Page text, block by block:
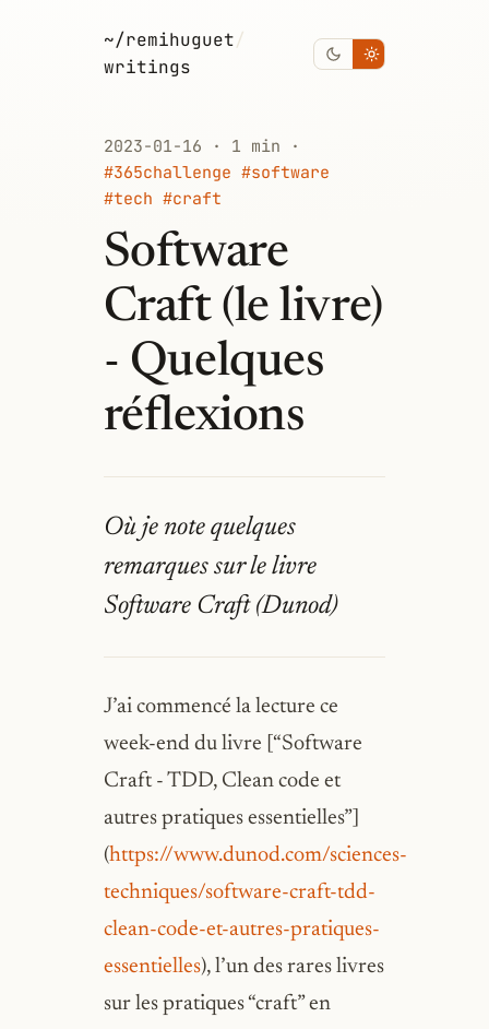
~/remihuguet/
writings
2023-01-16 · 1 min ·
#365challenge #software
#tech #craft
Software
Craft (le livre)
- Quelques
réflexions
Où je note quelques
remarques sur le livre
Software Craft (Dunod)
J’ai commencé la lecture ce
week-end du livre [“Software
Craft - TDD, Clean code et
autres pratiques essentielles”]
(https://www.dunod.com/sciences-
techniques/software-craft-tdd-
clean-code-et-autres-pratiques-
essentielles), l’un des rares livres
sur les pratiques “craft” en